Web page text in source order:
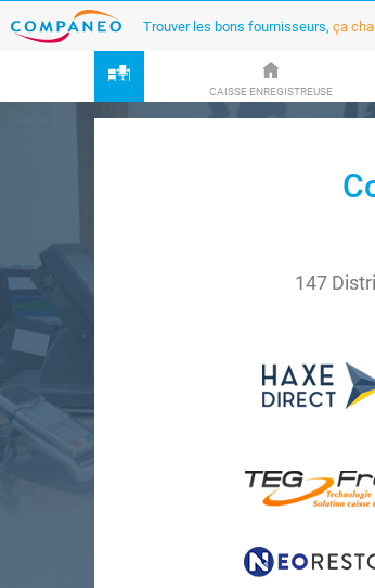
Trouver les bons fournisseurs, ça
CAISSE ENREGISTREUSE
147